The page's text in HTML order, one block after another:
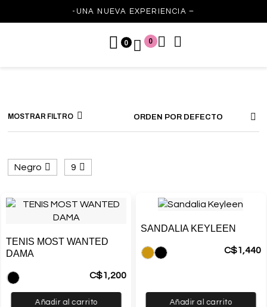
-UNA NUEVA EXPERIENCIA –
0 0
MOSTRAR FILTRO ORDEN POR DEFECTO
Negro 9
Añadir al carrito
TENIS MOST WANTED
DAMA
C$1,200
Añadir al carrito
SANDALIA KEYLEEN
C$1,440